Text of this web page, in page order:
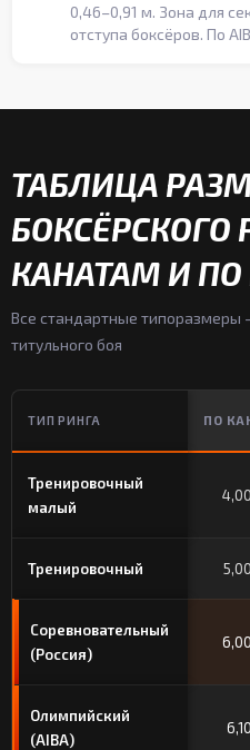
0,46–0,91 м. Зона для
отступа боксёров. По
ТАБЛИЦА
БОКСЁРСКОГО
КАНАТАМ И
Все стандартные типоразмеры
титульного боя
ТИП РИНГА ПО
Тренировочный
малый
Тренировочный
Соревновательный
(Россия)
Олимпийский
(AIBA)